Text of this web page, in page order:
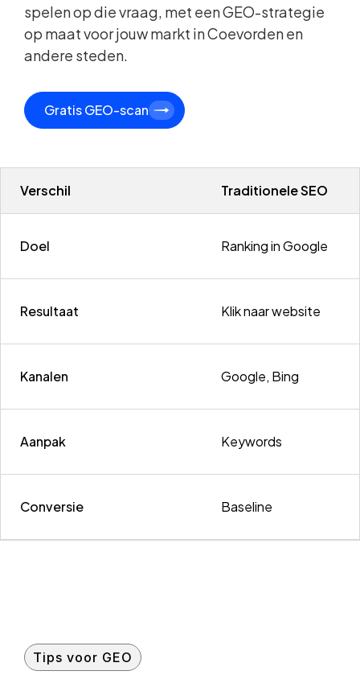
Verschil Traditionele SEO
Doel Ranking in Google
Resultaat Klik naar website
Kanalen Google, Bing
Aanpak Keywords
Conversie Baseline
spelen op die vraag, met een GEO-strategie
op maat voor jouw markt in Coevorden en
andere steden.
Gratis GEO-scan
Tips voor GEO